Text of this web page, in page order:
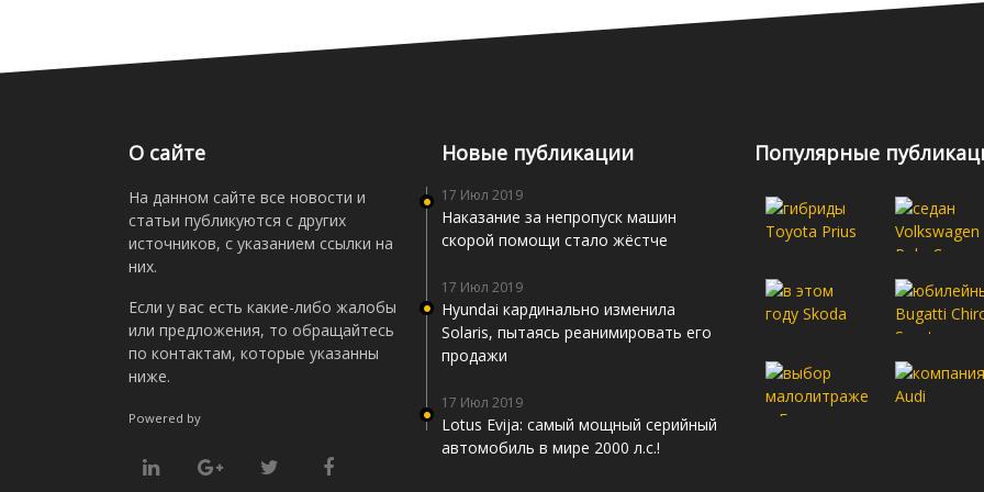
О сайте
На данном сайте все новости и
статьи публикуются с других
источников, с указанием ссылки на
них.
Если у вас есть какие-либо жалобы
или предложения, то обращайтесь
по контактам, которые указанны
ниже.
Powered by
Новые публикации
17 Июл 2019
Наказание за непропуск машин
скорой помощи стало жёстче
17 Июл 2019
Hyundai кардинально изменила
Solaris, пытаясь реанимировать его
продажи
17 Июл 2019
Lotus Evija: самый мощный серийный
автомобиль в мире 2000 л.с.!
Популярные